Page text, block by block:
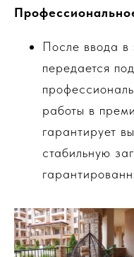
После ввода в
передается
работы в
гарантирует
стабильную